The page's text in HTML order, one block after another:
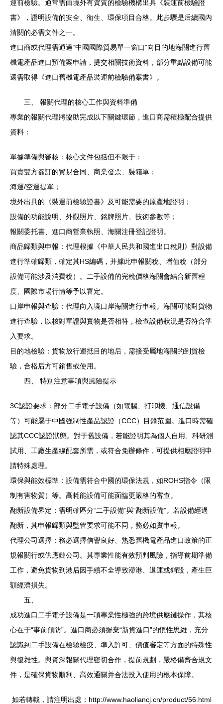
運前檢驗。通常需由境外有資質的檢驗機構出具《裝運前檢驗證
書》，證明設備的安全、衛生、環保項目合格。此步驟是后續國內
清關的必需文件之一。
進口商或代理需通過“中國國際貿易單一窗口”向目的地海關進行舊
機電產品進口預備案申請，提交相關技術資料，部分重點設備可能
還需取得《進口舊機電產品裝運前檢驗備案書》。
三、 報關代理的核心工作與資料準備
專業的報關代理將協助完成以下關鍵環節，進口商需積極配合提供
資料：
單據準備與審核：核心文件包括但不限于：
買賣雙方簽訂的貿易合同、商業發票、裝箱單；
海運/空運提單；
境外出具的《裝運前檢驗證書》及可能需要的原產地證明；
設備的功能說明、外觀照片、銘牌照片、技術參數等；
報關委托書、進口商營業執照、海關注冊登記證明。
商品歸類與申報：代理根據《中華人民共和國進出口稅則》對設備
進行準確歸類，確定其HS編碼，并據此申報關稅、增值稅（部分
設備可能涉及消費稅）。二手設備的完稅價格海關會結合新舊程
度、國際市場行情等予以審定。
口岸申報與查驗：代理向入境口岸海關進行申報。海關可能對貨物
進行查驗，以核對單證與實物是否相符，檢查設備狀況是否符合準
入要求。
目的地檢驗：貨物放行運抵目的地后，需接受屬地海關的到貨檢
驗，合格后方可銷售或使用。
四、 特別注意事項與風險提示
3C認證要求：部分二手電子設備（如電腦、打印機、通信設備
等）可能屬于中國強制性產品認證（CCC）目錄范圍。進口時需確
認其CCC認證狀態。對于舊設備，若能證明其為個人自用、科研測
試用、工廠生產線配套所需，或符合免辦條件，可提供相應證明申
請特殊處理。
環保與能效標準：設備需符合中國的環保法規，如ROHS指令（限
制有害物質）等。高耗能設備可能面臨更嚴格的審查。
翻新設備界定：需明確區分“二手設備”與“翻新設備”。若設備經過
翻新，其申報歸類與監管要求可能不同，務必如實申報。
代理公司選擇：務必選擇信譽良好、熟悉舊機電產品進口政策的正
規報關行或供應鏈公司。其專業性能有效預判風險，指導前期準備
工作，避免貨物到港后因手續不全導致滯港、退運或銷毀，產生巨
額經濟損失。
五、
成功進口二手電子設備是一項專業性極強的跨境供應鏈操作，其核
心在于“事前預防”。進口商必須摒棄“新貨進口”的慣性思維，充分
認識到二手設備在檢驗檢疫、準入許可、價值審定等方面的特殊性
與復雜性。與資深報關代理密切合作，提前規劃，嚴格備齊合規文
件，是確保貨物順利、高效通關并合法投入使用的根本保障。
如若轉載，請注明出處：http://www.haoliancj.cn/product/56.html